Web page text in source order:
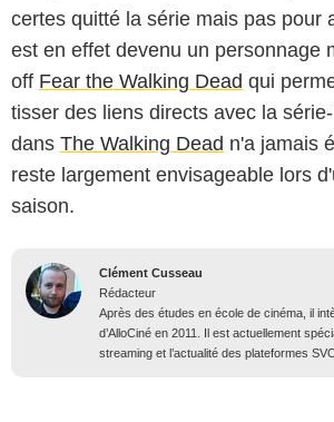
certes quitté la série mais pas pour
est en effet devenu un personnage
off Fear the Walking Dead qui
tisser des liens directs avec la
dans The Walking Dead n'a jamais
reste largement envisageable lors
saison.
Clément Cusseau
Rédacteur
Après des études en école de cinéma, il
d’AlloCiné en 2011. Il est actuellement
streaming et l’actualité des plateformes